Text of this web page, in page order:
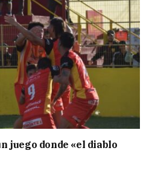
juego donde «el diablo